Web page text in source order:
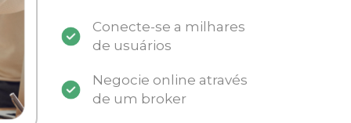
Conecte-se a milhares
de usuários
Negocie online através
de um broker